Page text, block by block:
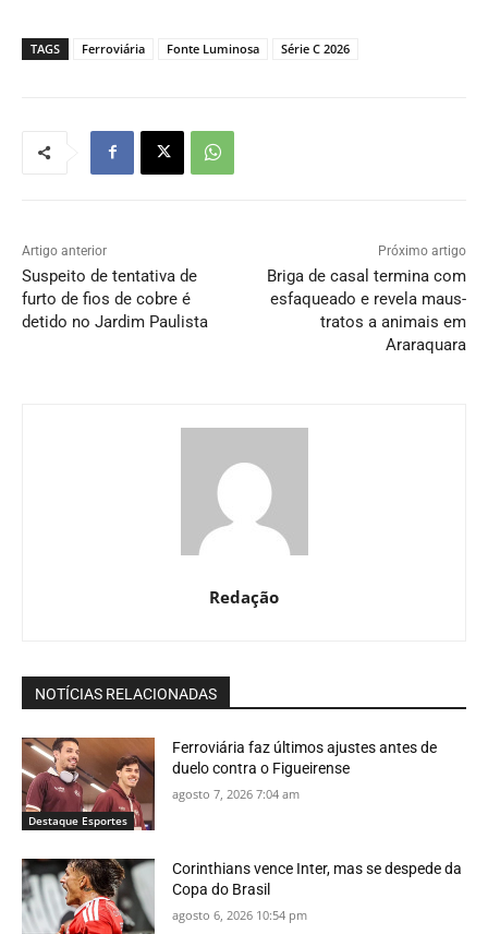
TAGS Ferroviária Fonte Luminosa Série C 2026
Artigo anterior
Suspeito de tentativa de
furto de fios de cobre é
detido no Jardim Paulista
Próximo artigo
Briga de casal termina com
esfaqueado e revela maus-
tratos a animais em
Araraquara
Redação
NOTÍCIAS RELACIONADAS
Destaque Esportes
Ferroviária faz últimos ajustes antes de
duelo contra o Figueirense
agosto 7, 2026 7:04 am
Corinthians vence Inter, mas se despede da
Copa do Brasil
agosto 6, 2026 10:54 pm